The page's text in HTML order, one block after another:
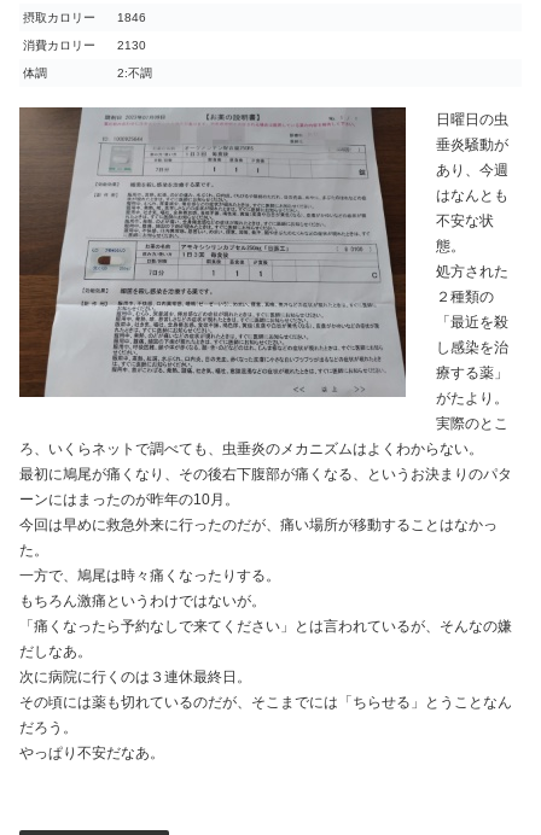
摂取カロリー 1846
消費カロリー 2130
体調 2:不調
日曜日の虫
垂炎騒動が
あり、今週
はなんとも
不安な状
態。
処方された
２種類の
「最近を殺
し感染を治
療する薬」
がたより。
実際のとこ
ろ、いくらネットで調べても、虫垂炎のメカニズムはよくわからない。
最初に鳩尾が痛くなり、その後右下腹部が痛くなる、というお決まりのパタ
ーンにはまったのが昨年の10月。
今回は早めに救急外来に行ったのだが、痛い場所が移動することはなかっ
た。
一方で、鳩尾は時々痛くなったりする。
もちろん激痛というわけではないが。
「痛くなったら予約なしで来てください」とは言われているが、そんなの嫌
だしなあ。
次に病院に行くのは３連休最終日。
その頃には薬も切れているのだが、そこまでには「ちらせる」とうことなん
だろう。
やっぱり不安だなあ。